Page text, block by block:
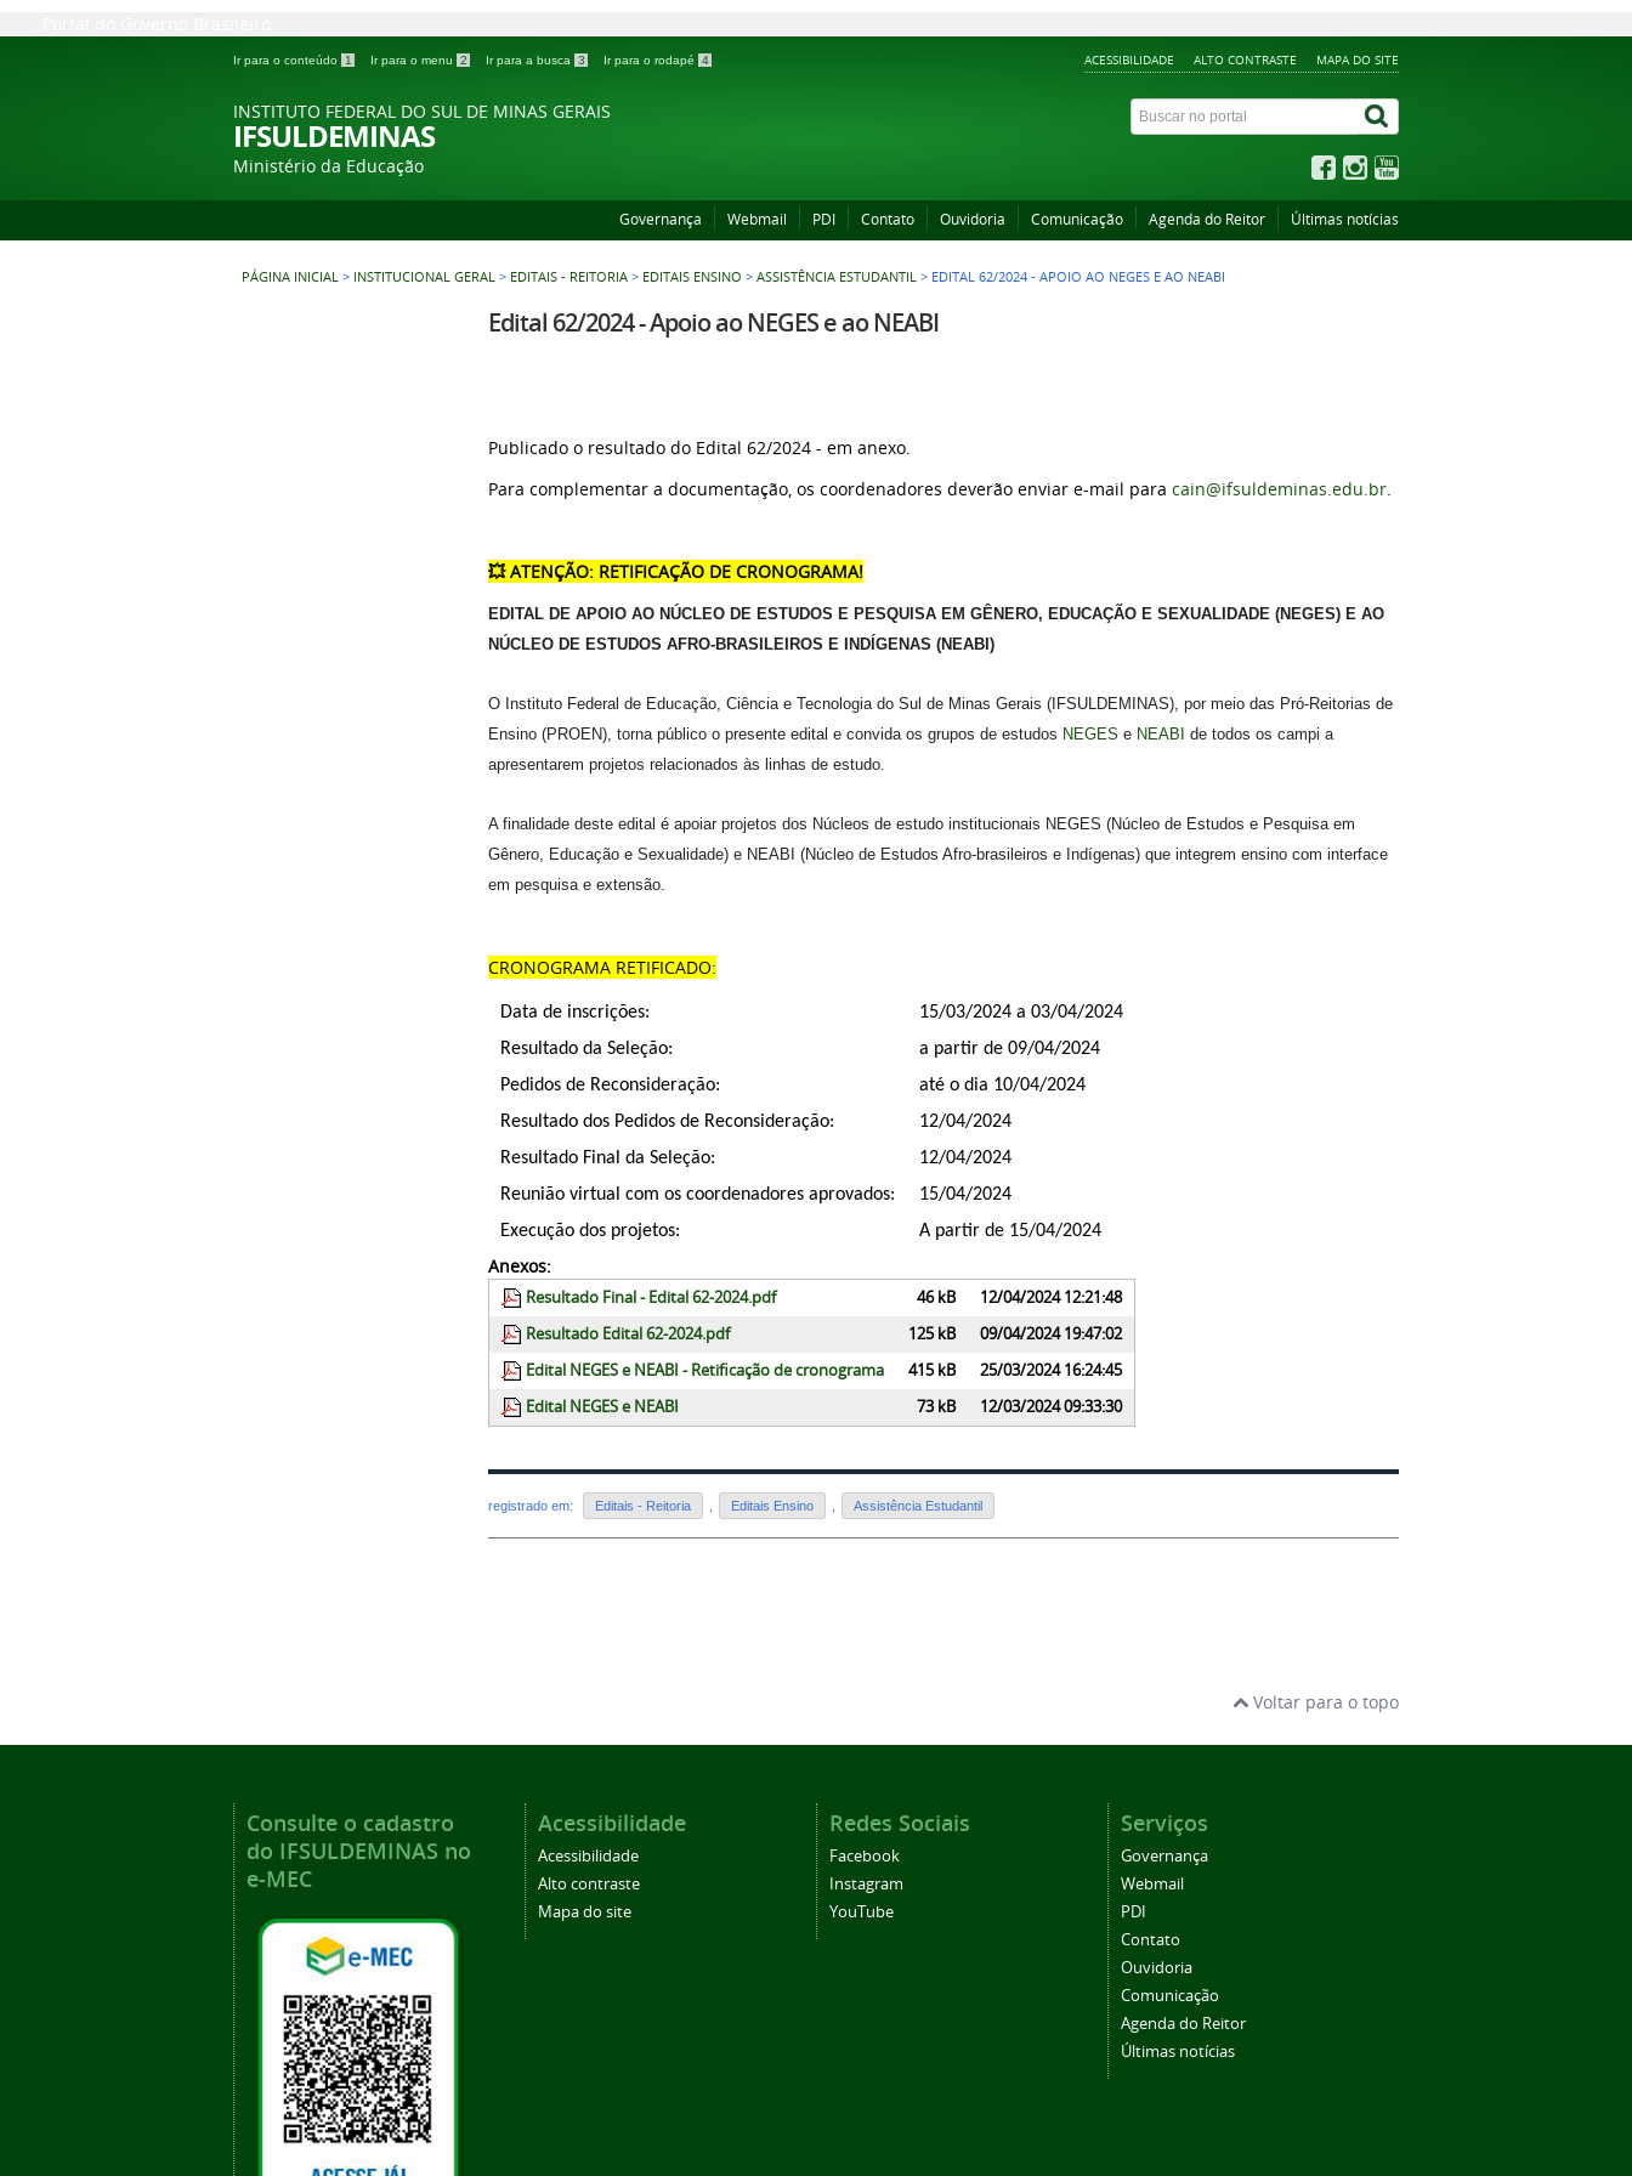
Ir para o conteúdo 1 Ir para o menu 2 Ir para a busca 3 Ir para o rodapé 4 ACESSIBILIDADE ALTO CONTRASTE MAPA DO SITE
INSTITUTO FEDERAL DO SUL DE MINAS GERAIS
IFSULDEMINAS
Ministério da Educação
Governança Webmail PDI Contato Ouvidoria Comunicação Agenda do Reitor Últimas notícias
PÁGINA INICIAL > INSTITUCIONAL GERAL > EDITAIS - REITORIA > EDITAIS ENSINO > ASSISTÊNCIA ESTUDANTIL > EDITAL 62/2024 - APOIO AO NEGES E AO NEABI
Edital 62/2024 - Apoio ao NEGES e ao NEABI
Publicado o resultado do Edital 62/2024 - em anexo.
Para complementar a documentação, os coordenadores deverão enviar e-mail para cain@ifsuldeminas.edu.br.
💥 ATENÇÃO: RETIFICAÇÃO DE CRONOGRAMA!
EDITAL DE APOIO AO NÚCLEO DE ESTUDOS E PESQUISA EM GÊNERO, EDUCAÇÃO E SEXUALIDADE (NEGES) E AO
NÚCLEO DE ESTUDOS AFRO-BRASILEIROS E INDÍGENAS (NEABI)
O Instituto Federal de Educação, Ciência e Tecnologia do Sul de Minas Gerais (IFSULDEMINAS), por meio das Pró-Reitorias de
Ensino (PROEN), torna público o presente edital e convida os grupos de estudos NEGES e NEABI de todos os campi a
apresentarem projetos relacionados às linhas de estudo.
A finalidade deste edital é apoiar projetos dos Núcleos de estudo institucionais NEGES (Núcleo de Estudos e Pesquisa em
Gênero, Educação e Sexualidade) e NEABI (Núcleo de Estudos Afro-brasileiros e Indígenas) que integrem ensino com interface
em pesquisa e extensão.
CRONOGRAMA RETIFICADO:
Data de inscrições:
15/03/2024 a 03/04/2024
Resultado da Seleção:
a partir de 09/04/2024
Pedidos de Reconsideração:
até o dia 10/04/2024
Resultado dos Pedidos de Reconsideração:
12/04/2024
Resultado Final da Seleção:
12/04/2024
Reunião virtual com os coordenadores aprovados:
15/04/2024
Execução dos projetos:
A partir de 15/04/2024
Anexos:
Resultado Final - Edital 62-2024.pdf 46 kB
12/04/2024 12:21:48
Resultado Edital 62-2024.pdf
125 kB
09/04/2024 19:47:02
Edital NEGES e NEABI - Retificação de cronograma
415 kB
25/03/2024 16:24:45
Edital NEGES e NEABI
73 kB 12/03/2024 09:33:30
registrado em: Editais - Reitoria Editais Ensino Assistência Estudantil
Voltar para o topo
Consulte o cadastro
do IFSULDEMINAS no
e-MEC
Acessibilidade
Acessibilidade
Alto contraste
Mapa do site
Redes Sociais
Facebook
Instagram
YouTube
Serviços
Governança
Webmail
PDI
Contato
Ouvidoria
Comunicação
Agenda do Reitor
Últimas notícias